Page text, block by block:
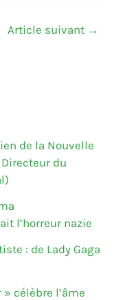
Article suivant →
de la Nouvelle
du
l’horreur nazie
: de Lady Gaga
célèbre l’âme